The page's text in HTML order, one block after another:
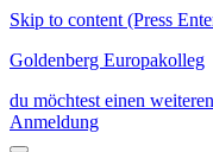
Skip to content (Press
Goldenberg Europakolleg
du möchtest einen
Anmeldung